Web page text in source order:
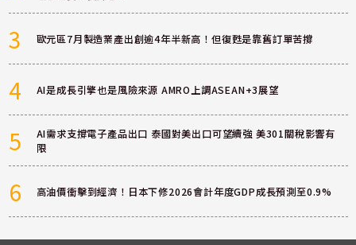
3 歐元區7月製造業產出創逾4年半新高！但復甦是靠舊訂單苦撐
4 AI是成長引擎也是風險來源 AMRO上調ASEAN+3展望
5
AI需求支撐電子產品出口 泰國對美出口可望續強 美301關稅影響有
限
6 高油價衝擊到經濟！日本下修2026會計年度GDP成長預測至0.9%